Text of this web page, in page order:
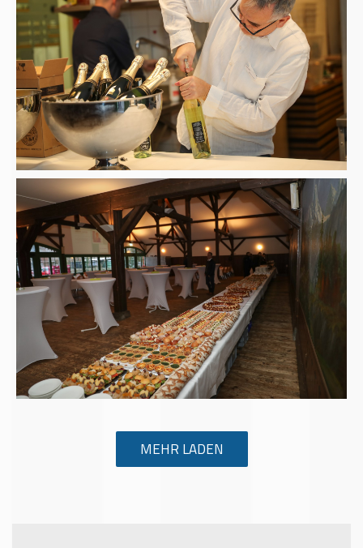
MEHR LADEN